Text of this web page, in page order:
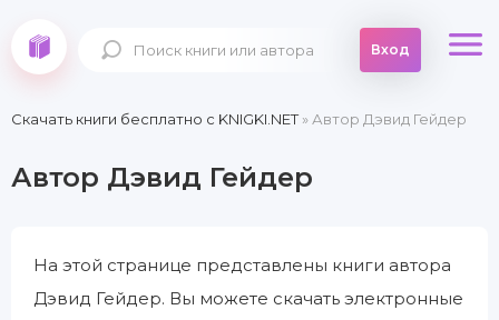
Вход
Скачать книги бесплатно c KNIGKI.NET» Автор Дэвид Гейдер
Автор Дэвид Гейдер
На этой странице представлены книги автора
Дэвид Гейдер. Вы можете скачать электронные